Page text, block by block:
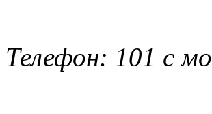
Телефон: 101 с